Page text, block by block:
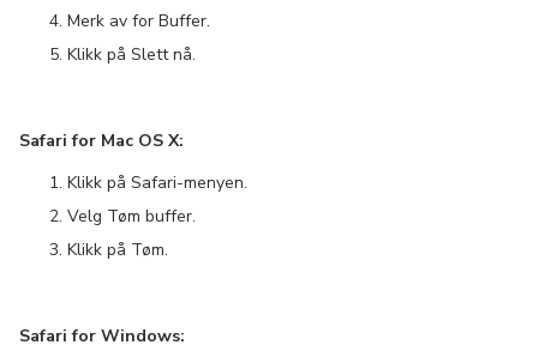
Merk av for Buffer.
Klikk på Slett nå.
Safari for Mac OS X:
Klikk på Safari-menyen.
Velg Tøm buffer.
Klikk på Tøm.
Safari for Windows: